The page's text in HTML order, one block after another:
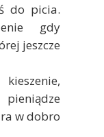
do picia.
gdy
jeszcze
w dobro